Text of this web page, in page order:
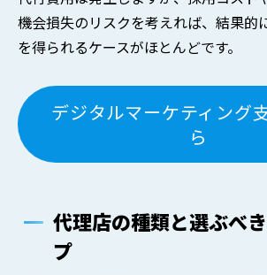
機会損失のリスクを考えれば、結果的
を得られるケースがほとんどです。
デジタルマーケティング
ら
代理店の種類と選ぶべ
プ